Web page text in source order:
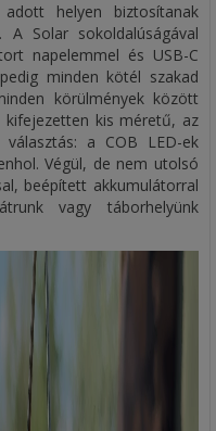
helyen biztosítanak
A Solar sokoldalúságával
napelemmel és USB-C
minden kötél szakad
körülmények között
kifejezetten kis méretű, az
választás: a COB LED-ek
Végül, de nem utolsó
beépített akkumulátorral
vagy táborhelyünk